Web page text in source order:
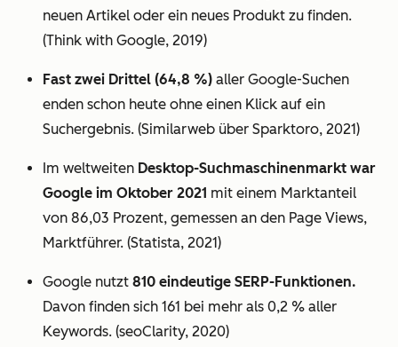
neuen Artikel oder ein neues Produkt zu finden.
(Think with Google, 2019)
Fast zwei Drittel (64,8 %) aller Google-Suchen
enden schon heute ohne einen Klick auf ein
Suchergebnis. (Similarweb über Sparktoro, 2021)
Im weltweiten Desktop-Suchmaschinenmarkt war
Google im Oktober 2021 mit einem Marktanteil
von 86,03 Prozent, gemessen an den Page Views,
Marktführer. (Statista, 2021)
Google nutzt 810 eindeutige SERP-Funktionen.
Davon finden sich 161 bei mehr als 0,2 % aller
Keywords. (seoClarity, 2020)